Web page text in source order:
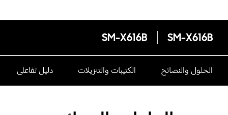
SM-X616B
SM-X616B
الحلول والنصائح الكتيبات والتنزيلات دليل تفاعلى